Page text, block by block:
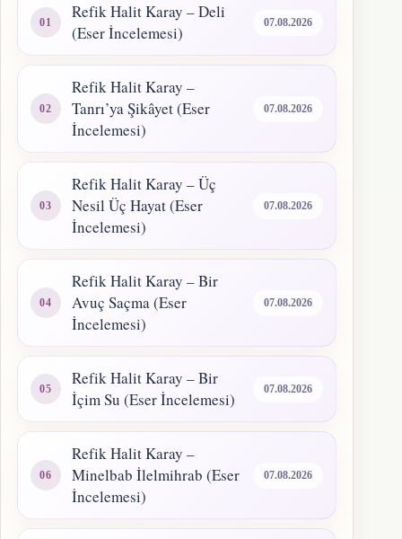
Refik Halit Karay – Deli
(Eser İncelemesi)
07.08.2026
Refik Halit Karay –
Tanrı’ya Şikâyet (Eser
İncelemesi)
07.08.2026
Refik Halit Karay – Üç
Nesil Üç Hayat (Eser
İncelemesi)
07.08.2026
Refik Halit Karay – Bir
Avuç Saçma (Eser
İncelemesi)
07.08.2026
Refik Halit Karay – Bir
İçim Su (Eser İncelemesi)
07.08.2026
Refik Halit Karay –
Minelbab İlelmihrab (Eser
İncelemesi)
07.08.2026